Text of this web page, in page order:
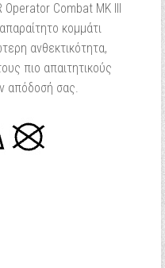
Operator Combat MK III
κομμάτι
ανθεκτικότητα,
πιο απαιτητικούς
απόδοσή σας.